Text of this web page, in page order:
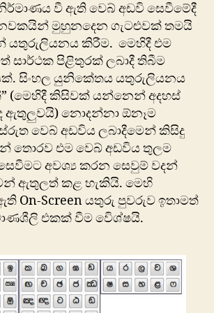
වී ඇති වෙබ් අඩවි සෙවීමේදී
මුහුනදෙන ගැටළුවක් තමයි
යතුරුලියනය කිරීම. මෙහිදී එම
සාර්ථක පිළිතුරක් ලබාදී ති‍බීම
සිංහල යුනිකේතය යතුරුලියනය
(මෙහිදී කිසිවක් යන්නෙන් අදහස්
ඇතුලුවයි) නොදන්නා ඕනෑම
වෙබ් අඩවිය ලබා‍දීමෙන් කිසිදු
තොරව එම වෙබ් අඩවිය තුලම
අවශ්‍ය කරන සෙවුම් වදන්
ඇතුලත් කළ හැකියි. මෙහි
On-Screen යතුරු පුවරුව ඉතාමත්
එකක් වීම වි‍ෙශ්ෂයි.